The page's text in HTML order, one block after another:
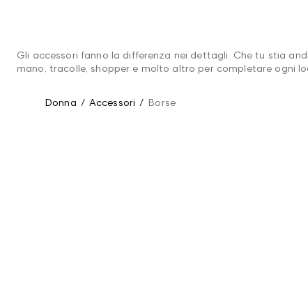
Gli accessori fanno la differenza nei dettagli. Che tu stia
mano, tracolle, shopper e molto altro per completare ogni
Donna / Accessori / Borse